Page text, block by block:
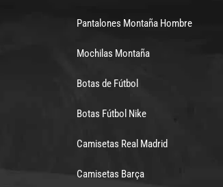
Pantalones Montaña Hombre
Mochilas Montaña
Botas de Fútbol
Botas Fútbol Nike
Camisetas Real Madrid
Camisetas Barça